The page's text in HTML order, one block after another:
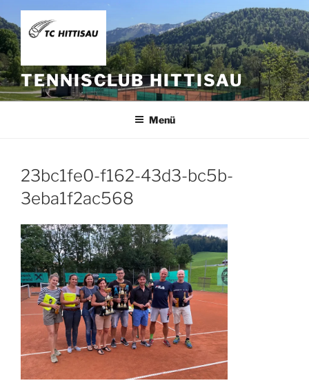
Zum
Inhalt
springen
TENNISCLUB HITTISAU
Menü
23bc1fe0-f162-43d3-bc5b-
3eba1f2ac568